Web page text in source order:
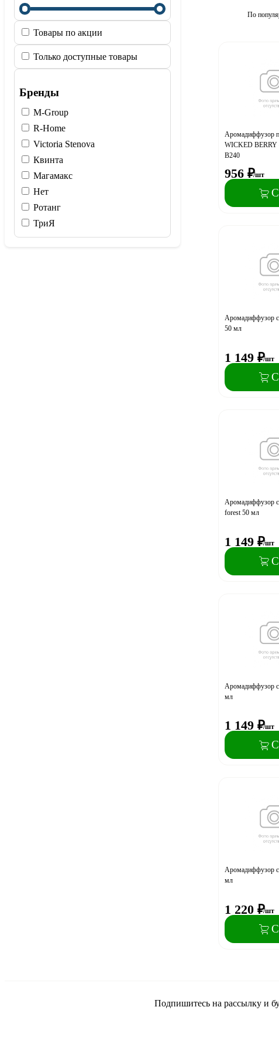
Товары по акции
Только доступные товары
Бренды
M-Group
R-Home
Victoria Stenova
Квинта
Магамакс
Нет
Ротанг
ТриЯ
По
Аромадиффузор
WICKED
В240
956 ₽/шт
Аромадиффузор с
50 мл
1 149 ₽/шт
Аромадиффузор
forest 50 мл
1 149 ₽/шт
Аромадиффузор
мл
1 149 ₽/шт
Аромадиффузор
мл
1 220 ₽/шт
Подпишитесь на рассылку и